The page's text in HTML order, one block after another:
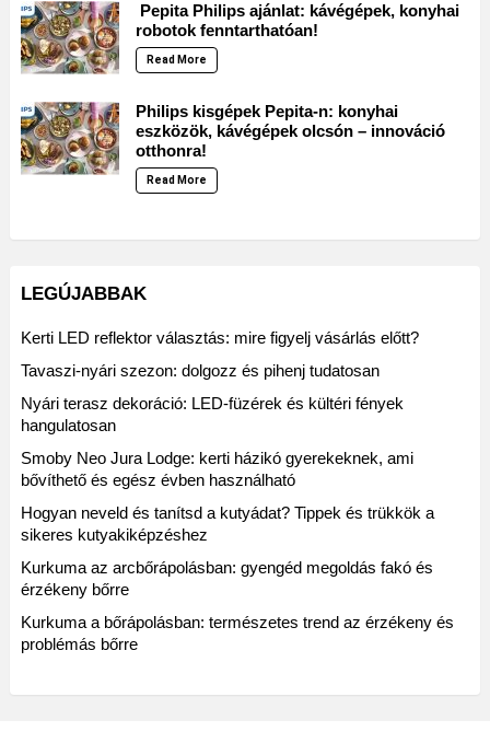
Pepita Philips ajánlat: kávégépek, konyhai
robotok fenntarthatóan!
Read More
Philips kisgépek Pepita-n: konyhai
eszközök, kávégépek olcsón – innováció
otthonra!
Read More
LEGÚJABBAK
Kerti LED reflektor választás: mire figyelj vásárlás előtt?
Tavaszi-nyári szezon: dolgozz és pihenj tudatosan
Nyári terasz dekoráció: LED-füzérek és kültéri fények
hangulatosan
Smoby Neo Jura Lodge: kerti házikó gyerekeknek, ami
bővíthető és egész évben használható
Hogyan neveld és tanítsd a kutyádat? Tippek és trükkök a
sikeres kutyakiképzéshez
Kurkuma az arcbőrápolásban: gyengéd megoldás fakó és
érzékeny bőrre
Kurkuma a bőrápolásban: természetes trend az érzékeny és
problémás bőrre